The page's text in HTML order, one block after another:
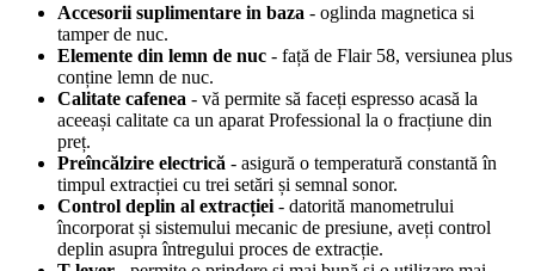
Accesorii suplimentare in baza - oglinda magnetica si
tamper de nuc.
Elemente din lemn de nuc - față de Flair 58, versiunea plus
conține lemn de nuc.
Calitate cafenea - vă permite să faceți espresso acasă la
aceeași calitate ca un aparat Professional la o fracțiune din
preț.
Preîncălzire electrică - asigură o temperatură constantă în
timpul extracției cu trei setări și semnal sonor.
Control deplin al extracției - datorită manometrului
încorporat și sistemului mecanic de presiune, aveți control
deplin asupra întregului proces de extracție.